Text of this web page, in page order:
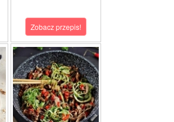
Zobacz przepis!